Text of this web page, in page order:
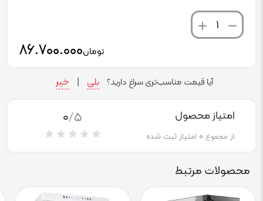
تومان۸۶.۷۰۰.۰۰۰
آیا قیمت مناسب‌تری سراغ دارید؟ بلی خیر
امتیاز محصول
از مجموع 0 امتیاز ثبت شده
0/5
محصولات مرتبط